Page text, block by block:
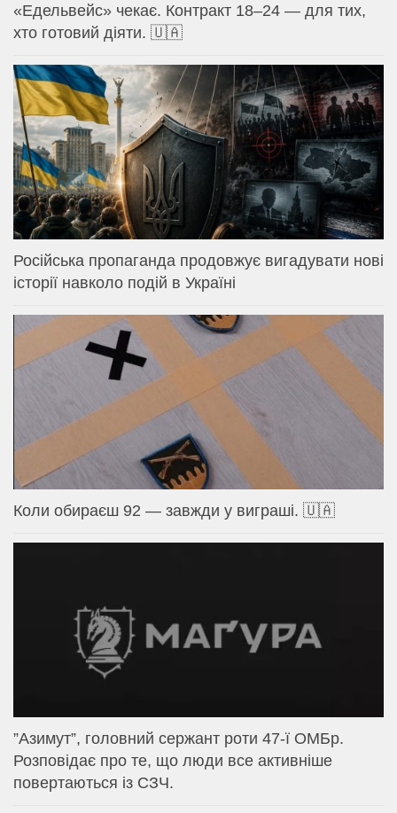
«Едельвейс» чекає. Контракт 18–24 — для тих,
хто готовий діяти. 🇺🇦
Російська пропаганда продовжує вигадувати нові
історії навколо подій в Україні
Коли обираєш 92 — завжди у виграші. 🇺🇦
⁨”Азимут”, головний сержант роти 47-ї ОМБр.
Розповідає про те, що люди все активніше
повертаються із СЗЧ.